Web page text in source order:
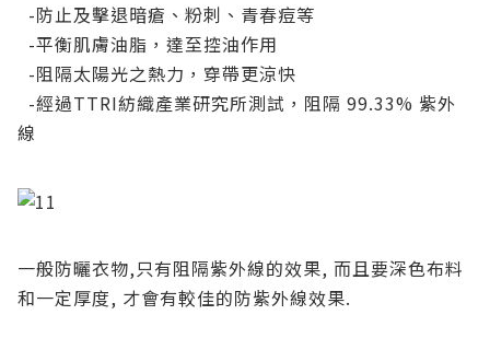
-防止及擊退暗瘡、粉刺、青春痘等
-平衡肌膚油脂，達至控油作用
-阻隔太陽光之熱力，穿帶更涼快
-經過TTRI紡織產業研究所測試，阻隔 99.33% 紫外
線
一般防曬衣物,只有阻隔紫外線的效果, 而且要深色布料
和一定厚度, 才會有較佳的防紫外線效果.